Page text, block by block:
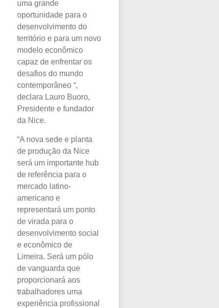
uma grande
oportunidade para o
desenvolvimento do
território e para um novo
modelo econômico
capaz de enfrentar os
desafios do mundo
contemporâneo “,
declara Lauro Buoro,
Presidente e fundador
da Nice.
“A nova sede e planta
de produção da Nice
será um importante hub
de referência para o
mercado latino-
americano e
representará um ponto
de virada para o
desenvolvimento social
e econômico de
Limeira. Será um pólo
de vanguarda que
proporcionará aos
trabalhadores uma
experiência profissional